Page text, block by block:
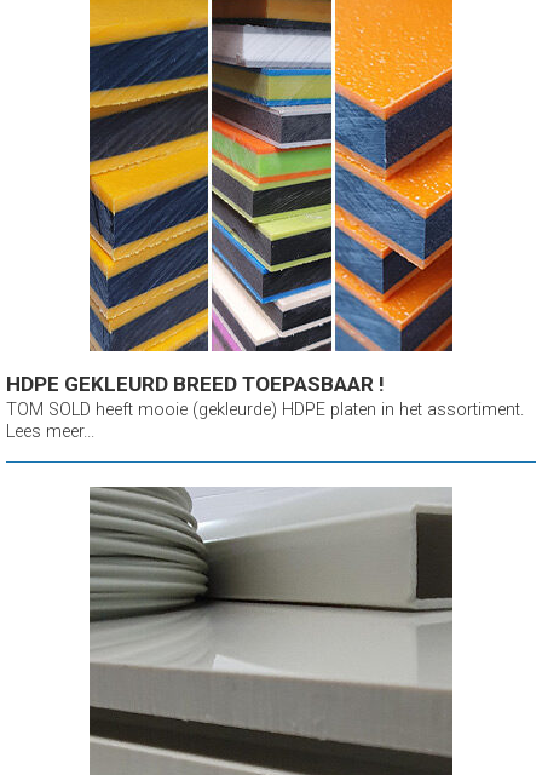
HDPE GEKLEURD BREED TOEPASBAAR !
TOM SOLD heeft mooie (gekleurde) HDPE platen in het assortiment.
Lees meer...